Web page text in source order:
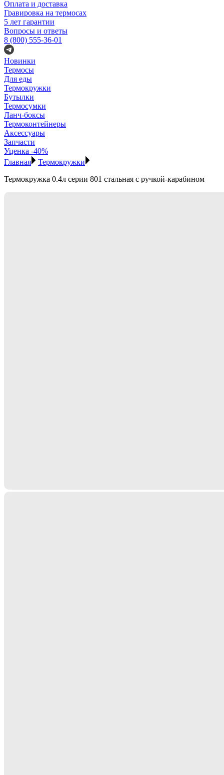
Оплата и доставка
Гравировка на термосах
5 лет гарантии
Вопросы и ответы
8 (800) 555-36-01
Новинки
Термосы
Для еды
Термокружки
Бутылки
Термосумки
Ланч-боксы
Термоконтейнеры
Аксессуары
Запчасти
Уценка -40%
Главная
Термокружки
Термокружка 0.4л серии 801 стальная с ручкой-карабином